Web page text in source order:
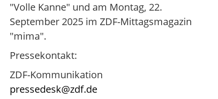
"Volle Kanne" und am Montag, 22.
September 2025 im ZDF-Mittagsmagazin
"mima".
Pressekontakt:
ZDF-Kommunikation
pressedesk@zdf.de